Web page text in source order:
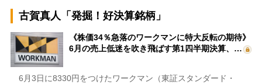
古賀真人「発掘！好決算銘柄」
《株価34％急落のワークマンに特大反転の期待》
6月の売上低迷を吹き飛ばす第1四半期決算、…
6月3日に8330円をつけたワークマン（東証スタンダード・